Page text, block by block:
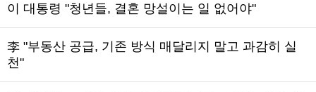
이 대통령 "청년들, 결혼 망설이는 일 없어야"
李 "부동산 공급, 기존 방식 매달리지 말고 과감히 실
천"